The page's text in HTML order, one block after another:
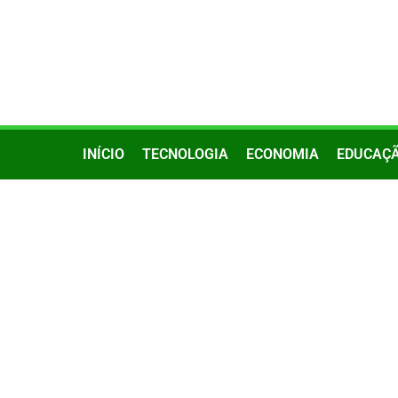
INÍCIO TECNOLOGIA ECONOMIA